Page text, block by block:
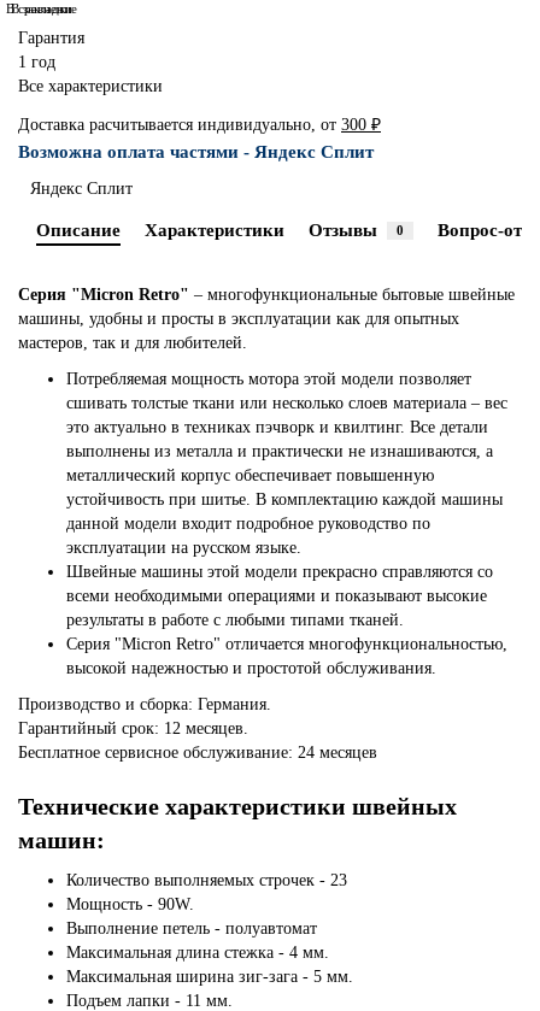
В закладки
В сравнение
Гарантия
1 год
Все характеристики
Доставка расчитывается индивидуально, от 300 ₽
Возможна оплата частями - Яндекс Сплит
Яндекс Сплит
Описание Характеристики Отзывы 0 Вопрос-
Серия "Micron Retro" – многофункциональные бытовые швейные
машины, удобны и просты в эксплуатации как для опытных
мастеров, так и для любителей.
Потребляемая мощность мотора этой модели позволяет
сшивать толстые ткани или несколько слоев материала – вес
это актуально в техниках пэчворк и квилтинг. Все детали
выполнены из металла и практически не изнашиваются, а
металлический корпус обеспечивает повышенную
устойчивость при шитье. В комплектацию каждой машины
данной модели входит подробное руководство по
эксплуатации на русском языке.
Швейные машины этой модели прекрасно справляются со
всеми необходимыми операциями и показывают высокие
результаты в работе с любыми типами тканей.
Серия "Micron Retro" отличается многофункциональностью,
высокой надежностью и простотой обслуживания.
Производство и сборка: Германия.
Гарантийный срок: 12 месяцев.
Бесплатное сервисное обслуживание: 24 месяцев
Технические характеристики швейных
машин:
Количество выполняемых строчек - 23
Мощность - 90W.
Выполнение петель - полуавтомат
Максимальная длина стежка - 4 мм.
Максимальная ширина зиг-зага - 5 мм.
Подъем лапки - 11 мм.